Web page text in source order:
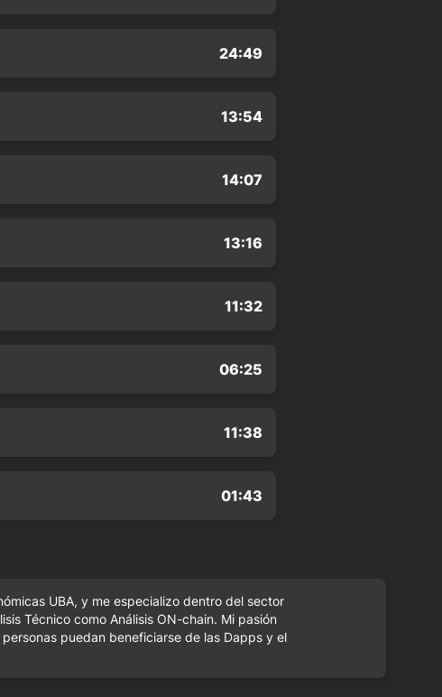
24:49
13:54
14:07
13:16
11:32
06:25
11:38
01:43
UBA, y me especializo dentro del sector
Técnico como Análisis ON-chain. Mi pasión
puedan beneficiarse de las Dapps y el